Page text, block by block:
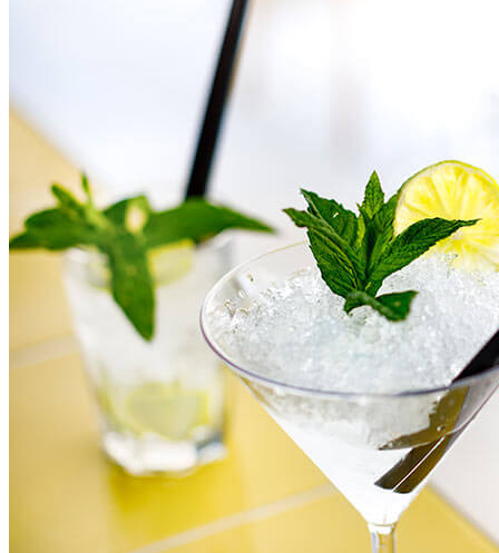
Genießen Sie eine Auswahl köstlicher, nach traditionellen Rezepten
zubereiteter Gerichte auf der Terrasse unseres À-la-carte-Restaurants
Grano Duro. Das Restaurant liegt nahe dem Meer und bietet eine
Vielzahl lokaler Gerichte, erlesene Desserts und Weine bei
herrlichem Blick auf die Adria.
À-la-carte Restaurant
Terrasse mit Meerblick
Lokale Gerichte, erlesene Süßspeisen, Weine
Veritas Restaurant & Wine Bar
Ein verstecktes Juwel im Imperial Heritage Hotel, Valamar
Collection, nur eine kurze Entfernung vom Campingplatz
entfernt. Lassen Sie sich in unserem rustikalen À-la-carte-Restaurant
und Weinbar mit traditionellen Produkten und Weinen verwöhnen,
die Sie am besten auf der Terrasse genießen. Entdecken Sie die
Auswahl an Käse, Wurstwaren und köstlichen Fisch- und
Fleischgerichten, gepaart mit hervorragenden Weinen.